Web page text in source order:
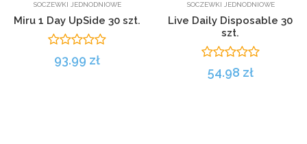
SOCZEWKI JEDNODNIOWE
Miru 1 Day UpSide 30 szt.
93.99 zł
SOCZEWKI JEDNODNIOWE
Live Daily Disposable 30
szt.
54.98 zł